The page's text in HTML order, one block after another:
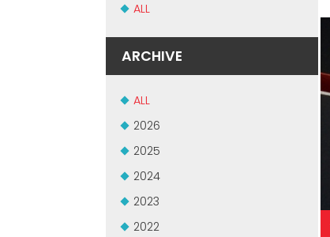
ALL
ARCHIVE
ALL
2026
2025
2024
2023
2022